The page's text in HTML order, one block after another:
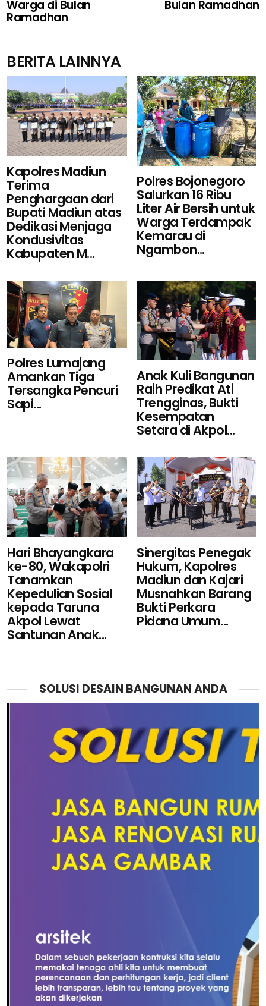
Warga di Bulan
Ramadhan
Bulan Ramadhan
BERITA LAINNYA
Kapolres Madiun
Terima
Penghargaan dari
Bupati Madiun atas
Dedikasi Menjaga
Kondusivitas
Kabupaten M...
Polres Bojonegoro
Salurkan 16 Ribu
Liter Air Bersih untuk
Warga Terdampak
Kemarau di
Ngambon...
Polres Lumajang
Amankan Tiga
Tersangka Pencuri
Sapi...
Anak Kuli Bangunan
Raih Predikat Ati
Trengginas, Bukti
Kesempatan
Setara di Akpol...
Hari Bhayangkara
ke-80, Wakapolri
Tanamkan
Kepedulian Sosial
kepada Taruna
Akpol Lewat
Santunan Anak...
Sinergitas Penegak
Hukum, Kapolres
Madiun dan Kajari
Musnahkan Barang
Bukti Perkara
Pidana Umum...
SOLUSI DESAIN BANGUNAN ANDA